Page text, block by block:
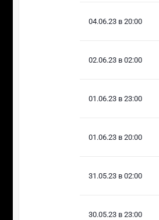
04.06.23 в 20:00
02.06.23 в 02:00
01.06.23 в 23:00
01.06.23 в 20:00
31.05.23 в 02:00
30.05.23 в 23:00